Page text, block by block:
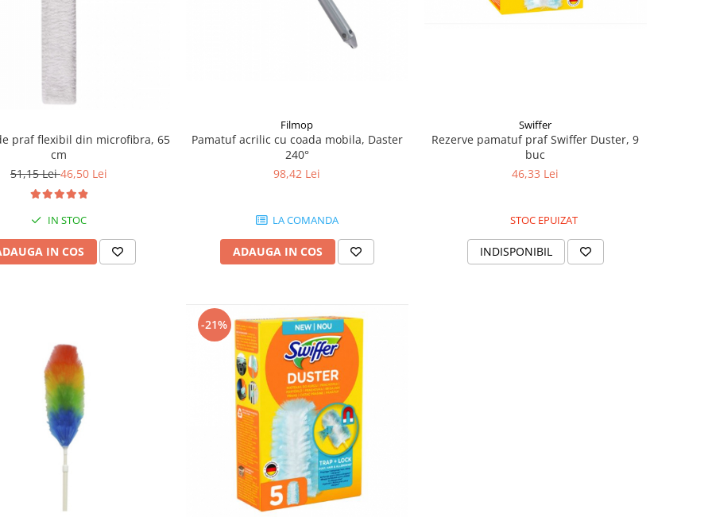
praf flexibil din microfibra, 65
cm
51,15 Lei46,50 Lei
IN STOC
IN COS
Filmop
Pamatuf acrilic cu coada mobila, Daster
240°
98,42 Lei
LA COMANDA
ADAUGA IN COS
Swiffer
Rezerve pamatuf praf Swiffer Duster, 9
buc
46,33 Lei
STOC EPUIZAT
INDISPONIBIL
-21%